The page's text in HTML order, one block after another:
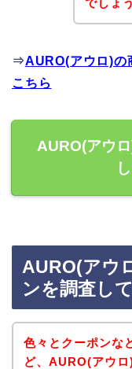
でしょ
⇒AURO(アウロ)の
こちら
AURO(アウ
AURO(アウ
ンを調査し
色々とクーポンな
ど、AURO(アウ